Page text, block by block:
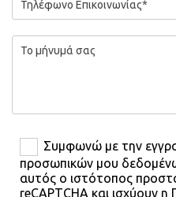
Συμφωνώ με την
προσωπικών μου
αυτός ο ιστότοπος
reCAPTCHA και ισχύουν